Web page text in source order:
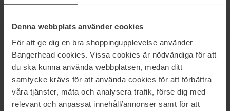
Denna webbplats använder cookies
För att ge dig en bra shoppingupplevelse använder
Bangerhead cookies. Vissa cookies är nödvändiga för att
du ska kunna använda webbplatsen, medan ditt
samtycke krävs för att använda cookies för att förbättra
våra tjänster, mäta och analysera trafik, förse dig med
relevant och anpassat innehåll/annonser samt för att
The Nourishing Shampoo
250 ml
162 kr
Normalpris 196 kr
The Miracle Mask
75 ml
563 kr
Normalpris 663 kr
MANTLE
The Dream Mask
75 ml
The Retinol Serum
30 ml